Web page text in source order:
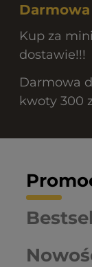
Kup za
dostawie!!!
Darmowa
kwoty 300